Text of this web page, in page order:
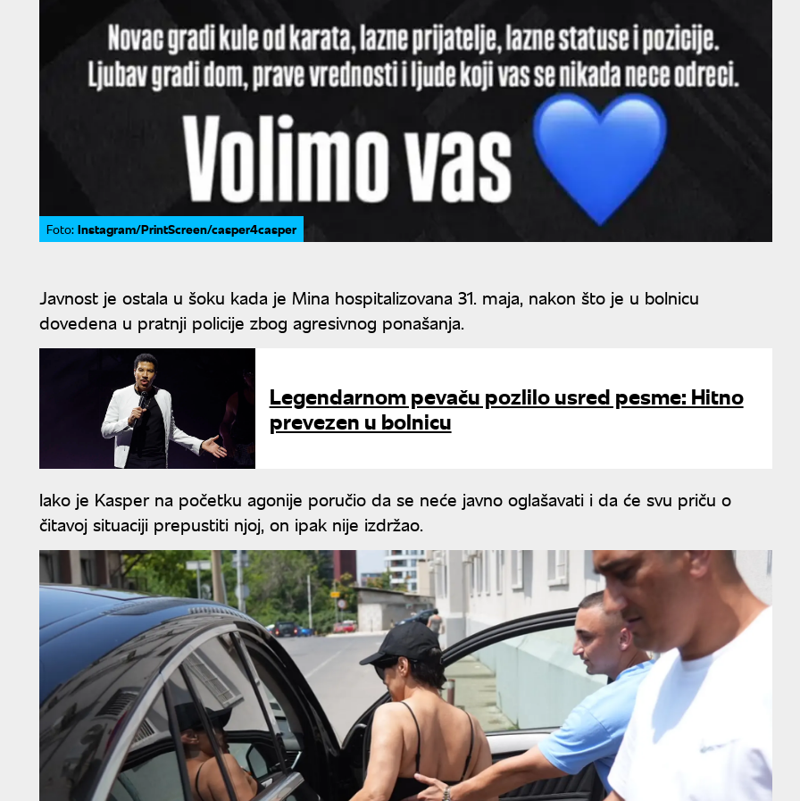
Foto: Instagram/PrintScreen/casper4casper
Javnost je ostala u šoku kada je Mina hospitalizovana 31. maja, nakon što je u bolnicu
dovedena u pratnji policije zbog agresivnog ponašanja.
Legendarnom pevaču pozlilo usred pesme: Hitno
prevezen u bolnicu
Iako je Kasper na početku agonije poručio da se neće javno oglašavati i da će svu priču o
čitavoj situaciji prepustiti njoj, on ipak nije izdržao.